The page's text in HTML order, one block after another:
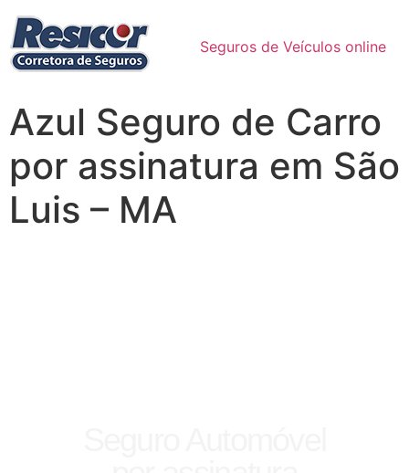
Seguros de Veículos online
Azul Seguro de Carro
por assinatura em São
Luis – MA